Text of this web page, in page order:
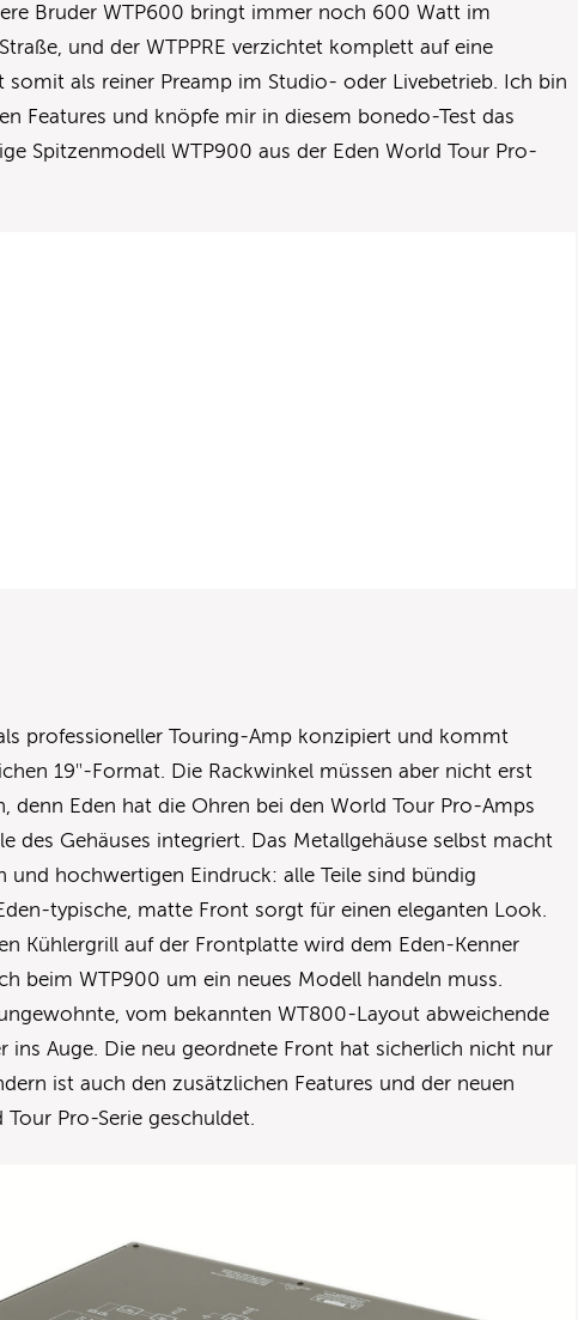
Bruder WTP600 bringt immer noch 600 Watt im
und der WTPPRE verzichtet komplett auf eine
somit als reiner Preamp im Studio- oder Livebetrieb. Ich bin
Features und knöpfe mir in diesem bonedo-Test das
Spitzenmodell WTP900 aus der Eden World Tour Pro-
professioneller Touring-Amp konzipiert und kommt
19″-Format. Die Rackwinkel müssen aber nicht erst
denn Eden hat die Ohren bei den World Tour Pro-Amps
des Gehäuses integriert. Das Metallgehäuse selbst macht
und hochwertigen Eindruck: alle Teile sind bündig
typische, matte Front sorgt für einen eleganten Look.
Kühlergrill auf der Frontplatte wird dem Eden-Kenner
beim WTP900 um ein neues Modell handeln muss.
vom bekannten WT800-Layout abweichende
ins Auge. Die neu geordnete Front hat sicherlich nicht nur
ist auch den zusätzlichen Features und der neuen
Pro-Serie geschuldet.